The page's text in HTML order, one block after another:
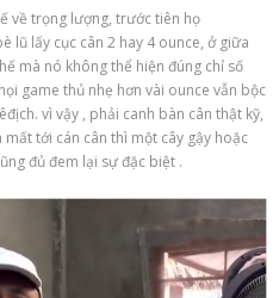
về trọng lượng, trước tiên họ
lũ lấy cục cân 2 hay 4 ounce, ở giữa
mà nó không thể hiện đúng chỉ số
game thủ nhẹ hơn vài ounce vẫn bộc
địch. vì vậy , phải canh bàn cân thật kỹ,
mấttới cán cân thì một cây gậy hoặc
đủđem lại sựđặc biệt .